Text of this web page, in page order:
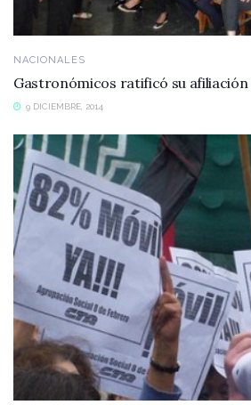
NACIONALES
Gastronómicos ratificó su afiliación
9 DICIEMBRE, 2014